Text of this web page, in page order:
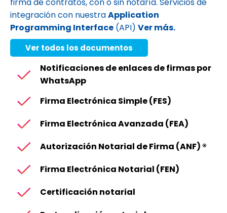
firma de contratos, con o sin notaría. Servicios de
integración con nuestraApplication
Programming Interface (API) Ver más.
Ver todos los documentos
Notificaciones de enlaces de firmas por
WhatsApp
Firma Electrónica Simple (FES)
Firma Electrónica Avanzada (FEA)
Autorización Notarial de Firma (ANF) ®
Firma Electrónica Notarial (FEN)
Certificación notarial